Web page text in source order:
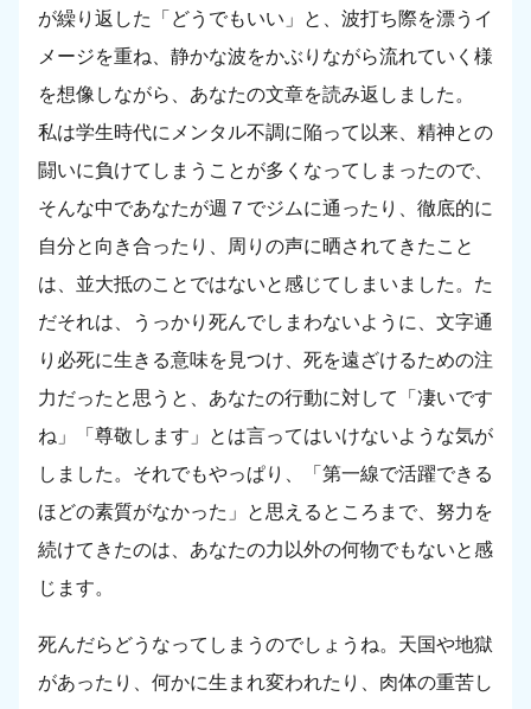
が繰り返した「どうでもいい」と、波打ち際を漂うイ
メージを重ね、静かな波をかぶりながら流れていく様
を想像しながら、あなたの文章を読み返しました。
私は学生時代にメンタル不調に陥って以来、精神との
闘いに負けてしまうことが多くなってしまったので、
そんな中であなたが週７でジムに通ったり、徹底的に
自分と向き合ったり、周りの声に晒されてきたこと
は、並大抵のことではないと感じてしまいました。た
だそれは、うっかり死んでしまわないように、文字通
り必死に生きる意味を見つけ、死を遠ざけるための注
力だったと思うと、あなたの行動に対して「凄いです
ね」「尊敬します」とは言ってはいけないような気が
しました。それでもやっぱり、「第一線で活躍できる
ほどの素質がなかった」と思えるところまで、努力を
続けてきたのは、あなたの力以外の何物でもないと感
じます。
死んだらどうなってしまうのでしょうね。天国や地獄
があったり、何かに生まれ変われたり、肉体の重苦し